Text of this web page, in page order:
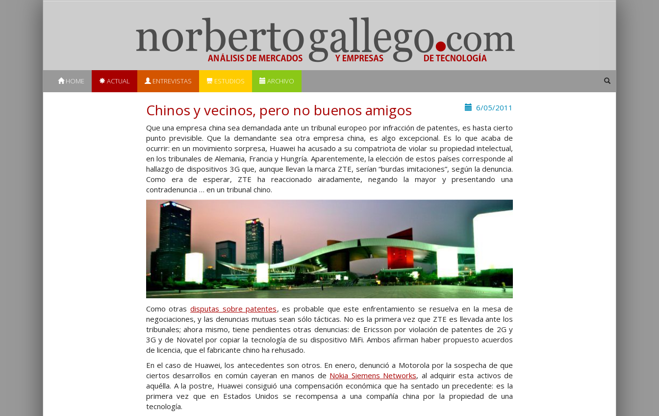
HOME ACTUAL ENTREVISTAS ESTUDIOS ARCHIVO
6/05/2011
Chinos y vecinos, pero no buenos amigos
Que una empresa china sea demandada ante un tribunal europeo por infracción de patentes, es hasta cierto
punto previsible. Que la demandante sea otra empresa china, es algo excepcional. Es lo que acaba de
ocurrir: en un movimiento sorpresa, Huawei ha acusado a su compatriota de violar su propiedad intelectual,
en los tribunales de Alemania, Francia y Hungría. Aparentemente, la elección de estos países corresponde al
hallazgo de dispositivos 3G que, aunque llevan la marca ZTE, serían “burdas imitaciones”, según la denuncia.
Como era de esperar, ZTE ha reaccionado airadamente, negando la mayor y presentando una
contradenuncia … en un tribunal chino.
Como otrasdisputas sobre patentes, es probable que este enfrentamiento se resuelva en la mesa de
negociaciones, y las denuncias mutuas sean sólo tácticas. No es la primera vez que ZTE es llevada ante los
tribunales; ahora mismo, tiene pendientes otras denuncias: de Ericsson por violación de patentes de 2G y
3G y de Novatel por copiar la tecnología de su dispositivo MiFi. Ambos afirman haber propuesto acuerdos
de licencia, que el fabricante chino ha rehusado.
En el caso de Huawei, los antecedentes son otros. En enero, denunció a Motorola por la sospecha de que
ciertos desarrollos en común cayeran en manos de Nokia Siemens Networks, al adquirir esta activos de
aquélla. A la postre, Huawei consiguió una compensación económica que ha sentado un precedente: es la
primera vez que en Estados Unidos se recompensa a una compañía china por la propiedad de una
tecnología.